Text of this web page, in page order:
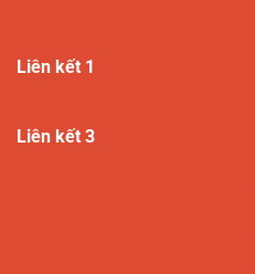
Liên kết 1
Liên kết 3